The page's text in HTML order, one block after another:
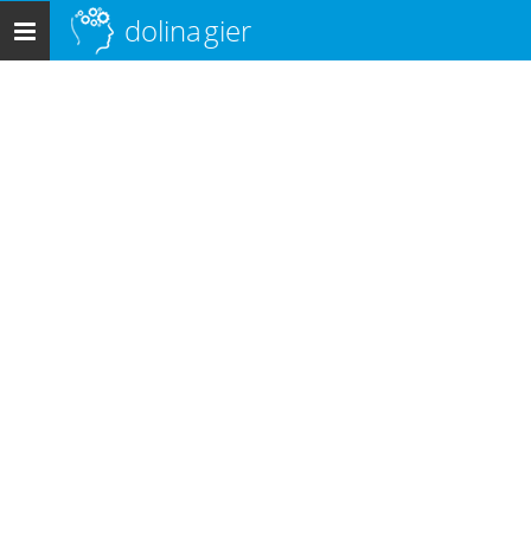
Menu
główne
dolinagier